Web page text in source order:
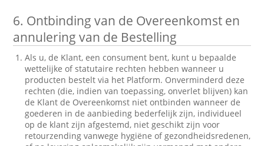
6. Ontbinding van de Overeenkomst en
annulering van de Bestelling
Als u, de Klant, een consument bent, kunt u bepaalde
wettelijke of statutaire rechten hebben wanneer u
producten bestelt via het Platform. Onverminderd deze
rechten (die, indien van toepassing, onverlet blijven) kan
de Klant de Overeenkomst niet ontbinden wanneer de
goederen in de aanbieding bederfelijk zijn, individueel
op de klant zijn afgestemd, niet geschikt zijn voor
retourzending vanwege hygiëne of gezondheidsredenen,